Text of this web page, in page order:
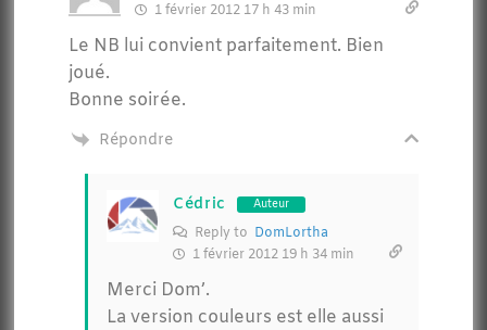
1 février 2012 17 h 43 min
Le NB lui convient parfaitement. Bien
joué.
Bonne soirée.
Répondre
Cédric Auteur
Reply to DomLortha
1 février 2012 19 h 34 min
Merci Dom’.
La version couleurs est elle aussi